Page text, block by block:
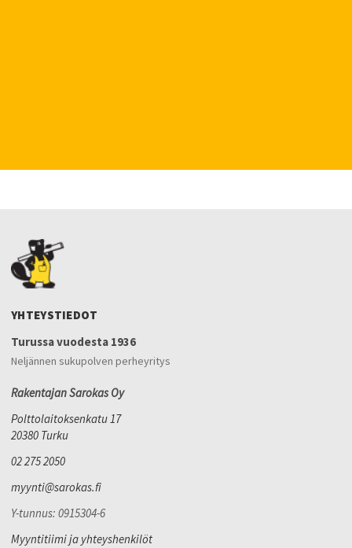
YHTEYSTIEDOT
Turussa vuodesta 1936
Neljännen sukupolven perheyritys
Rakentajan Sarokas Oy
Polttolaitoksenkatu 17
20380 Turku
02 275 2050
myynti@sarokas.fi
Y-tunnus: 0915304-6
Myyntitiimi ja yhteyshenkilöt